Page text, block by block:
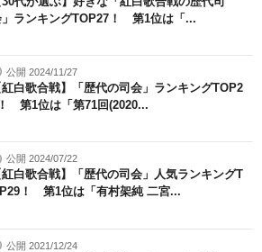
」ランキングTOP27！ 第1位は「...
公開 2024/11/27
紅白歌合戦】「歴代の司会」ランキングTOP2
第1位は「第71回(2020...
公開 2024/07/22
紅白歌合戦】「歴代の司会」人気ランキングT
！ 第1位は「有村架純 二宮...
公開 2021/12/24